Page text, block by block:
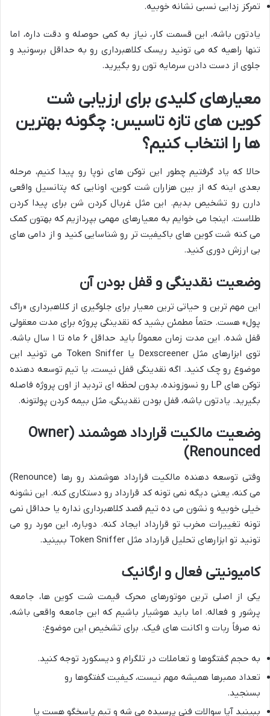
تمرکز زدایی نسبی نشانه خوبیه.
یادتون باشه، این قسمت کار، نیاز به کمی حوصله و دقت داره، اما
تنها راهیه که می تونید ریسک کلاهبرداری رو به حداقل برسونید و
جلوی از دست دادن سرمایه تون رو بگیرید.
معیارهای کلیدی برای ارزیابی شت
کوین های تازه تاسیس: چگونه بهترین
ها را انتخاب کنیم؟
حالا که یاد گرفتیم چطور این توکن های نوپا رو پیدا کنیم، مرحله
بعدی اینه که از بین هزاران شت کوین، اونایی که پتانسیل واقعی
دارن رو تشخیص بدیم. این مثل غربال کردن شن برای پیدا کردن
طلاست. اینجا می خوایم به معیارهای مهمی بپردازیم که بهتون کمک
می کنه شت کوین های باکیفیت تر رو شناسایی کنید و از دامی های
بی ارزش دوری کنید.
وضعیت نقدینگی و قفل بودن آن
این مهم ترین و حیاتی ترین معیار برای جلوگیری از کلاهبرداری «راگ
پول» هست. حتماً مطمئن بشید که نقدینگی پروژه برای مدت معقولی
قفل شده. این مدت زمان معمولاً باید حداقل ۶ ماه تا ۱ سال باشه.
توی ابزارهای مثل Dexscreener یا Token Sniffer می تونید این
موضوع رو چک کنید. اگه نقدینگی قفل نیست، یا تیم توسعه دهنده
توکن های LP رو نسوزونده، بدون لحظه ای تردید از اون پروژه فاصله
بگیرید. یادتون باشه، قفل بودن نقدینگی، مثل بیمه کردن پولتونه.
وضعیت مالکیت قرارداد هوشمند (Owner
Renounced
)
وقتی توسعه دهنده مالکیت قرارداد هوشمند رو رها (Renounce)
می کنه، یعنی دیگه نمی تونه کد قرارداد رو دستکاری کنه. این نشونه
خیلی خوبیه و نشون می ده تیم قصد کلاهبرداری نداره یا حداقل نمی
تونه تغییرات مخرب تو قرارداد ایجاد کنه. دوباره، این مورد رو می
تونید تو ابزارهای تحلیل قرارداد مثل Token Sniffer ببینید.
کامیونیتی فعال و ارگانیک
یکی از اصلی ترین موتورهای محرک قیمت شت کوین ها، جامعه
پرشور و فعاله. اما باید هوشیار باشیم که این جامعه واقعی باشه،
نه صرفاً ربات و اکانت های فیک. برای تشخیص این موضوع:
به حجم گفتگوها و تعاملات در تلگرام و دیسکورد توجه کنید.
تعداد ممبرها همیشه مهم نیست، کیفیت گفتگوها رو
بسنجید.
ببینید آیا سوالات فنی پرسیده می شه و تیم پاسخگو هست یا